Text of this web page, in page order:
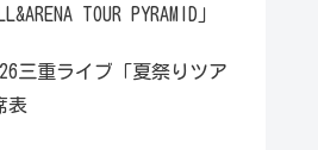
TOUR PYRAMID」
三重ライブ「夏祭りツア
表